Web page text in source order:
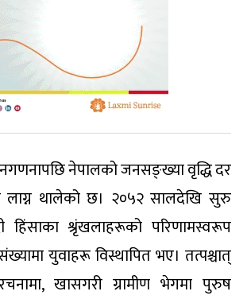
नेपालको जनसङ्ख्या वृद्धि दर
लाग्न थालेको छ। २०५२ सालदेखि सुरु
हिंसाका श्रृंखलाहरूको परिणामस्वरूप
युवाहरू विस्थापित भए। तत्पश्चात्
खासगरी ग्रामीण भेगमा पुरुष